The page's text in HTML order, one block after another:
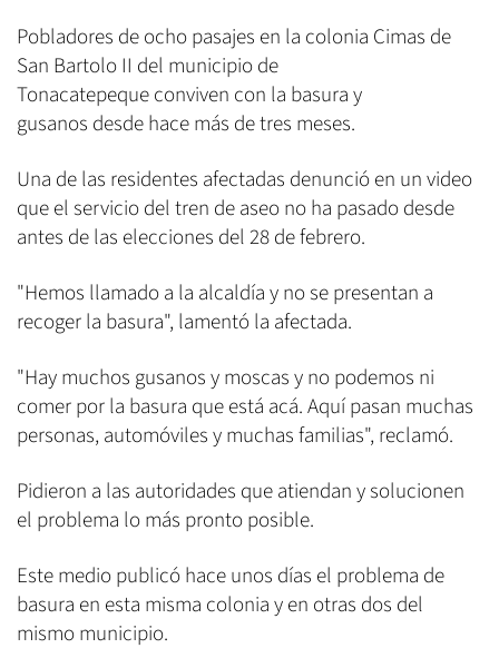
Pobladores de ocho pasajes en la colonia Cimas de
San Bartolo II del municipio de
Tonacatepeque conviven con la basura y
gusanos desde hace más de tres meses.
Una de las residentes afectadas denunció en un video
que el servicio del tren de aseo no ha pasado desde
antes de las elecciones del 28 de febrero.
"Hemos llamado a la alcaldía y no se presentan a
recoger la basura", lamentó la afectada.
"Hay muchos gusanos y moscas y no podemos ni
comer por la basura que está acá. Aquí pasan muchas
personas, automóviles y muchas familias", reclamó.
Pidieron a las autoridades que atiendan y solucionen
el problema lo más pronto posible.
Este medio publicó hace unos días el problema de
basura en esta misma colonia y en otras dos del
mismo municipio.